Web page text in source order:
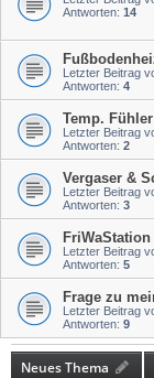
Antworten: 14
Letzter Beitrag
Antworten: 4
Temp.
Letzter Beitrag
Antworten: 2
Vergaser &
Letzter Beitrag
Antworten: 3
Letzter Beitrag
Antworten: 5
Frage zu
Letzter Beitrag
Antworten: 9
Neues Thema